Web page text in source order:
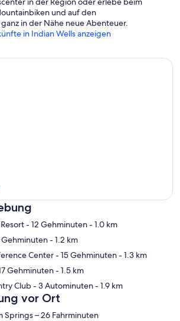
und auf den
in der Nähe neue Abenteuer.
in Indian Wells anzeigen
Karte
- 12 Gehminuten- 1.0 km
Gehminuten- 1.2 km
Center- 15 Gehminuten- 1.3 km
Gehminuten- 1.5 km
Club- 3 Autominuten- 1.9 km
vor Ort
Springs – 26 Fahrminuten